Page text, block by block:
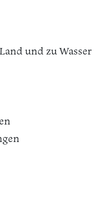
und zu Wasser